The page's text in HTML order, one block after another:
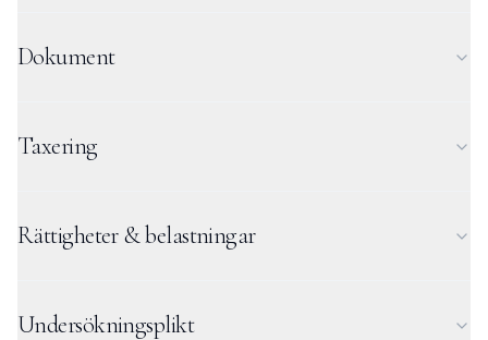
Dokument
Taxering
Rättigheter & belastningar
Undersökningsplikt